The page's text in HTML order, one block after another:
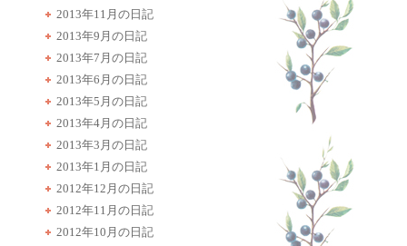
2013年11月の日記
2013年9月の日記
2013年7月の日記
2013年6月の日記
2013年5月の日記
2013年4月の日記
2013年3月の日記
2013年1月の日記
2012年12月の日記
2012年11月の日記
2012年10月の日記